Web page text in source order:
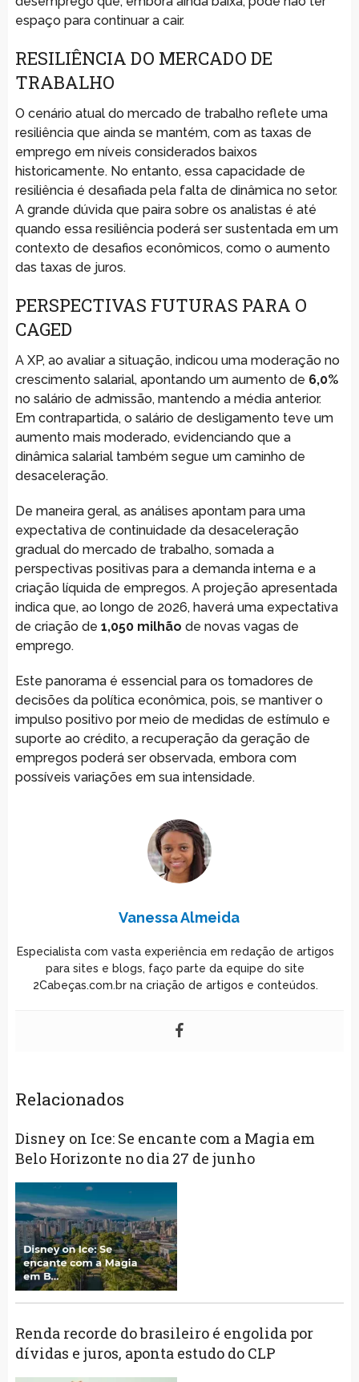
espaço para continuar a cair.
RESILIÊNCIA DO MERCADO DE
TRABALHO
O cenário atual do mercado de trabalho reflete uma
resiliência que ainda se mantém, com as taxas de
emprego em níveis considerados baixos
historicamente. No entanto, essa capacidade de
resiliência é desafiada pela falta de dinâmica no setor.
A grande dúvida que paira sobre os analistas é até
quando essa resiliência poderá ser sustentada em um
contexto de desafios econômicos, como o aumento
das taxas de juros.
PERSPECTIVAS FUTURAS PARA O
CAGED
A XP, ao avaliar a situação, indicou uma moderação no
crescimento salarial, apontando um aumento de 6,0%
no salário de admissão, mantendo a média anterior.
Em contrapartida, o salário de desligamento teve um
aumento mais moderado, evidenciando que a
dinâmica salarial também segue um caminho de
desaceleração.
De maneira geral, as análises apontam para uma
expectativa de continuidade da desaceleração
gradual do mercado de trabalho, somada a
perspectivas positivas para a demanda interna e a
criação líquida de empregos. A projeção apresentada
indica que, ao longo de 2026, haverá uma expectativa
de criação de 1,050 milhão de novas vagas de
emprego.
Este panorama é essencial para os tomadores de
decisões da política econômica, pois, se mantiver o
impulso positivo por meio de medidas de estímulo e
suporte ao crédito, a recuperação da geração de
empregos poderá ser observada, embora com
possíveis variações em sua intensidade.
Vanessa Almeida
Especialista com vasta experiência em redação de artigos
para sites e blogs, faço parte da equipe do site
2Cabeças.com.br na criação de artigos e conteúdos.
Relacionados
Disney on Ice: Se encante com a Magia em
Belo Horizonte no dia 27 de junho
Renda recorde do brasileiro é engolida por
dívidas e juros, aponta estudo do CLP